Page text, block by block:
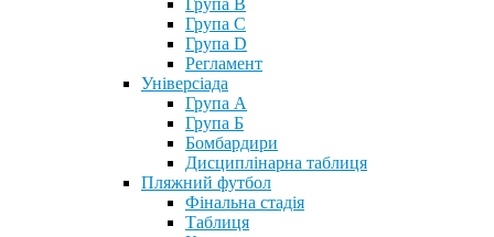
Група B
Група С
Група D
Регламент
Універсіада
Група А
Група Б
Бомбардири
Дисциплінарна таблиця
Пляжний футбол
Фінальна стадія
Таблиця